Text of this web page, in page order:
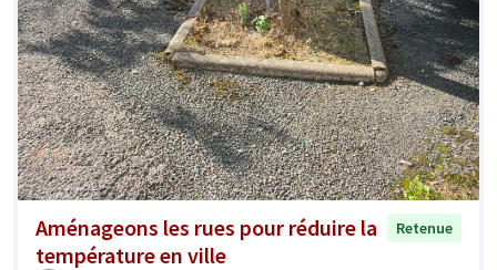
Aménageons les rues pour réduire la
température en ville
Retenue